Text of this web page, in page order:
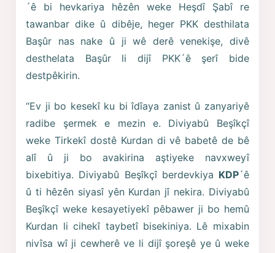
´ê bi hevkariya hêzên weke Heşdî Şabî re
tawanbar dike û dibêje, heger PKK desthilata
Başûr nas nake û ji wê derê venekişe, divê
desthelata Başûr li dijî PKK´ê şerî bide
destpêkirin.
“Ev ji bo kesekî ku bi îdîaya zanist û zanyariyê
radibe şermek e mezin e. Diviyabû Beşîkçî
weke Tirkekî dostê Kurdan di vê babetê de bê
alî û ji bo avakirina aştiyeke navxweyî
bixebitiya. Diviyabû Beşîkçî berdevkiya KDP´ê
û ti hêzên siyasî yên Kurdan jî nekira. Diviyabû
Beşîkçî weke kesayetiyekî pêbawer ji bo hemû
Kurdan li cihekî taybetî bisekiniya. Lê mixabin
nivîsa wî ji cewherê ve li dijî şoreşê ye û weke